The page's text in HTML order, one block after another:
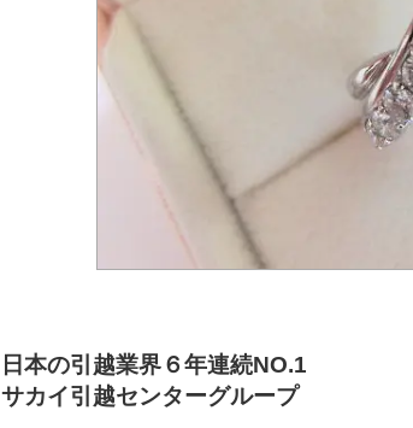
日本の引越業界６年連続NO.1
サカイ引越センターグループ